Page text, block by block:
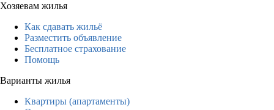
Хозяевам жилья
Как сдавать жильё
Разместить объявление
Бесплатное страхование
Помощь
Варианты жилья
Квартиры (апартаменты)